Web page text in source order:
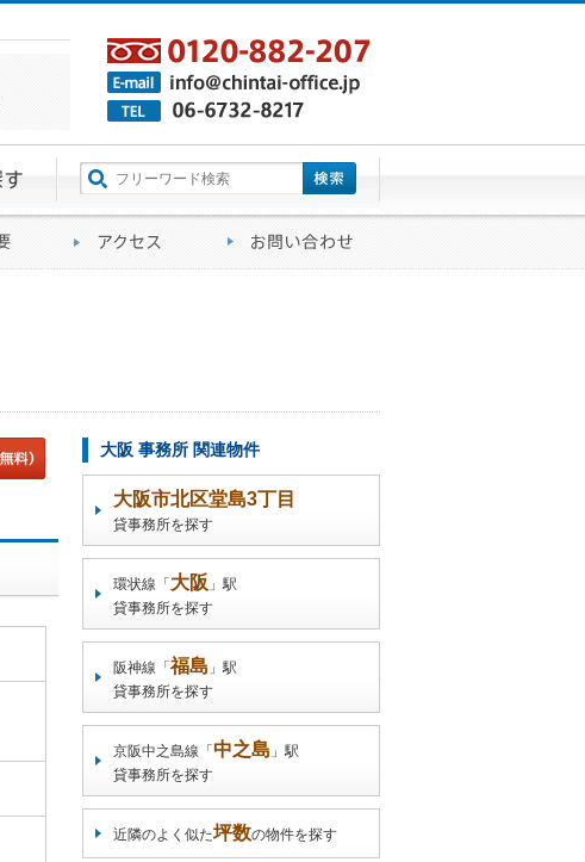
大阪 事務所 関連物件
大阪市北区堂島3丁目
貸事務所を探す
環状線「 大阪 」駅
貸事務所を探す
阪神線「福島 」駅
貸事務所を探す
京阪中之島線「 中之島 」駅
貸事務所を探す
近隣のよく似た坪数の物件を探す